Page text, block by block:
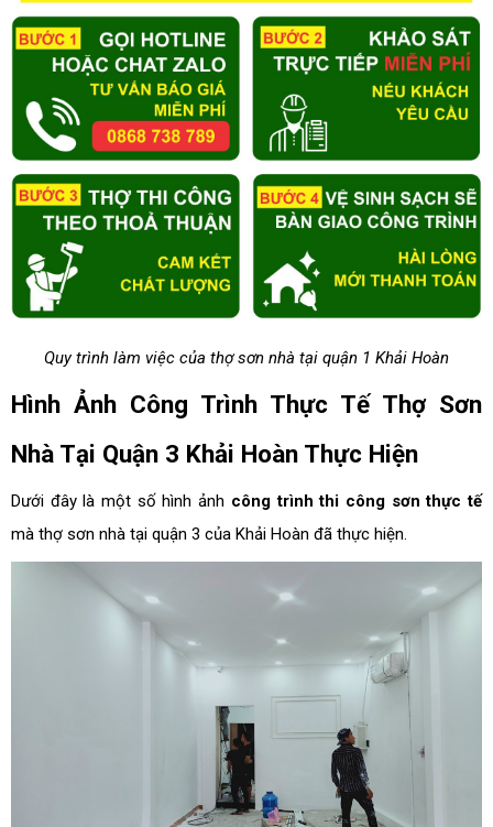
Quy trình làm việc của thợ sơn nhà tại quận 1 Khải Hoàn
Hình Ảnh Công Trình Thực Tế Thợ Sơn
Nhà Tại Quận 3 Khải Hoàn Thực Hiện
Dưới đây là một số hình ảnh công trình thi công sơn thực tế
mà thợ sơn nhà tại quận 3 của Khải Hoàn đã thực hiện.